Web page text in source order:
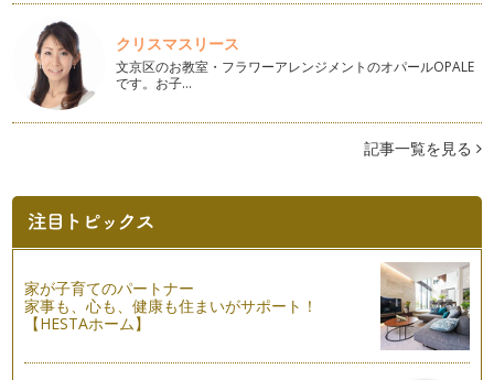
妊娠中のカフェイン摂取で起こる事
妊娠すると、カフェインは取るのをやめる！ 私は、何故かそ
れだけは、妊娠する前から知っていた…
カフェインの体内道筋を知っておきましょう
コーヒー、紅茶、コーラなどに含まれるカフェイン。 妊娠中
カフェインと睡眠の関係性のはなし
お客様から、「寝るのには、カフェインレスが良いですよね」
さまざまな飲み物に入っているカフェイン
コーヒー以外で入っている物として、すぐにあげられるのが
「お茶」。 お茶については、…
クリスマスリース
文京区のお教室・フラワーアレンジメントのオパールOPALE
です。お子…
記事一覧を見る
家が子育てのパートナー
家事も、心も、健康も住まいがサポート！
【HESTAホーム】